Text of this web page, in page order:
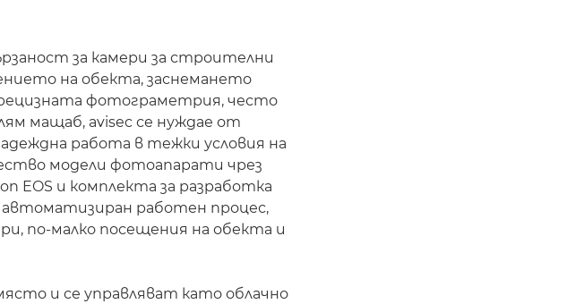
за камери за строителни
на обекта, заснемането
фотограметрия, често
мащаб, avisec се нуждае от
работа в тежки условия на
модели фотоапарати чрез
и комплекта за разработка
автоматизиран работен процес,
по-малко посещения на обекта и
и се управляват като облачно